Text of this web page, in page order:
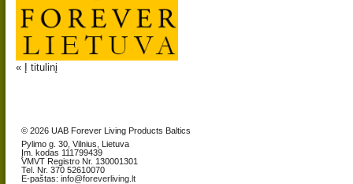
« Į titulinį
© 2026 UAB Forever Living Products Baltics
Pylimo g. 30, Vilnius, Lietuva
Įm. kodas 111799439
VMVT Registro Nr. 130001301
Tel. Nr. 370 52610070
E-paštas: info@foreverliving.lt